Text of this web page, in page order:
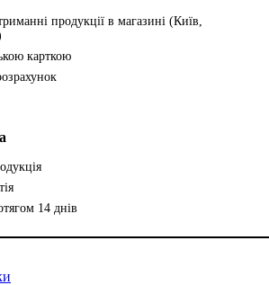
продукції в магазині (Київ,
карткою
14 днів